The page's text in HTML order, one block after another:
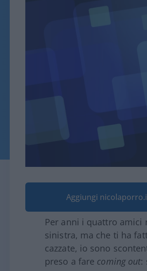
Aggiungi
Per anni i quattro amici
sinistra, ma che ti ha
cazzate, io sono
preso a fare coming out: